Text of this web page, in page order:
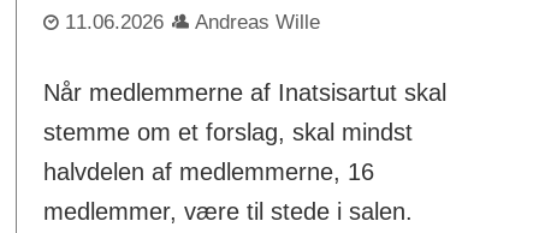
11.06.2026 Andreas Wille
Når medlemmerne af Inatsisartut skal
stemme om et forslag, skal mindst
halvdelen af medlemmerne, 16
medlemmer, være til stede i salen.